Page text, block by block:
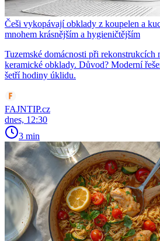
Češi vykopávají obklady z koupelen a
mnohem krásnějším a hygieničtějším
Tuzemské domácnosti při rekonstrukcích
keramické obklady. Důvod? Moderní
šetří hodiny úklidu.
FAJNTIP.cz
dnes, 12:30
3 min